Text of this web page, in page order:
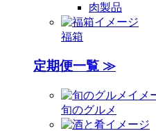
肉製品
福箱
定期便一覧 ≫
旬のグルメ